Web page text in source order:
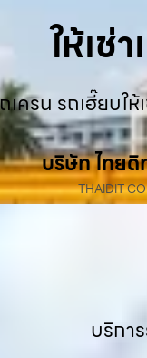
ให้เช่
เครน รถเฮี๊ยบ
บริษัท ไทยดิ
THAIDIT
บริกา